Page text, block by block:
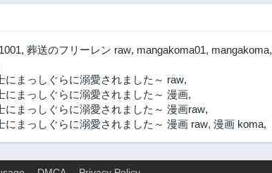
, 葬送のフリーレン raw, mangakoma01, mangakoma,
まっしぐらに溺愛されました～ raw,
まっしぐらに溺愛されました～ 漫画,
まっしぐらに溺愛されました～ 漫画raw,
まっしぐらに溺愛されました～ 漫画 raw, 漫画 koma,